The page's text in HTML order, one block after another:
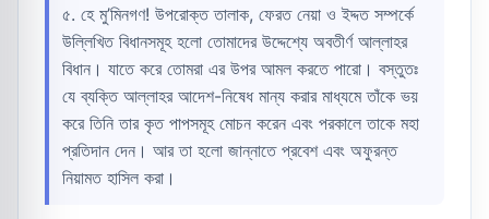
৫. হে মু’মিনগণ! উপরোক্ত তালাক, ফেরত নেয়া ও ইদ্দত সম্পর্কে
উল্লিখিত বিধানসমূহ হলো তোমাদের উদ্দেশ্যে অবতীর্ণ আল্লাহর
বিধান। যাতে করে তোমরা এর উপর আমল করতে পারো। বস্তুতঃ
যে ব্যক্তি আল্লাহর আদেশ-নিষেধ মান্য করার মাধ্যমে তাঁকে ভয়
করে তিনি তার কৃত পাপসমূহ মোচন করেন এবং পরকালে তাকে মহা
প্রতিদান দেন। আর তা হলো জান্নাতে প্রবেশ এবং অফুরন্ত
নিয়ামত হাসিল করা।